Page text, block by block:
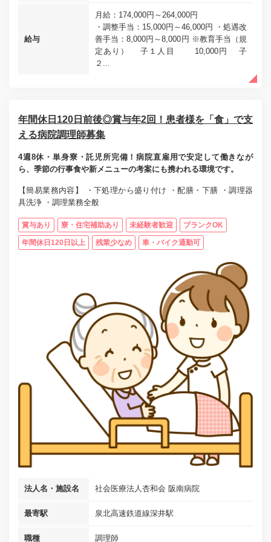
給与
月給：174,000円～264,000円
・調整手当：15,000円～46,000円 ・処遇改
善手当：8,000円～8,000円 ※教育手当（規
定あり） 子１人目 10,000円 子
２...
年間休日120日前後◎賞与年2回！患者様を「食」で支
える病院調理師募集
4週8休・単身寮・託児所完備！病院直雇用で安定して働きなが
ら、季節の行事食や新メニューの考案にも携われる環境です。
【簡易業務内容】 ・下処理から盛り付け ・配膳・下膳 ・調理器
具洗浄 ・調理業務全般
賞与あり 寮・住宅補助あり 未経験者歓迎 ブランクOK
年間休日120日以上 残業少なめ 車・バイク通勤可
法人名・施設名 社会医療法人杏和会 阪南病院
最寄駅 泉北高速鉄道線深井駅
職種 調理師